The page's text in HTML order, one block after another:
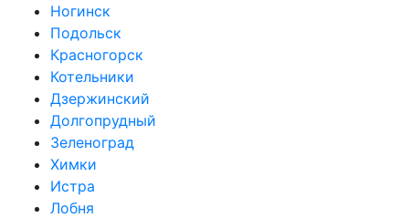
Ногинск
Подольск
Красногорск
Котельники
Дзержинский
Долгопрудный
Зеленоград
Химки
Истра
Лобня